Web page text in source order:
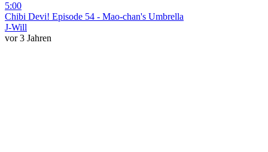
5:00
Chibi Devi! Episode 54 - Mao-chan's Umbrella
J-Will
vor 3 Jahren